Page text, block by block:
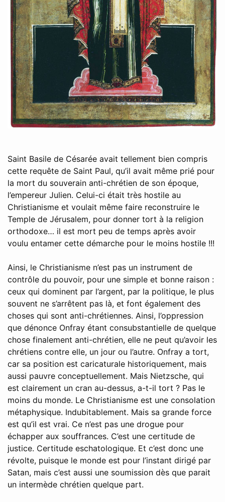
Saint Basile de Césarée avait tellement bien compris
cette requête de Saint Paul, qu’il avait même prié pour
la mort du souverain anti-chrétien de son époque,
l’empereur Julien. Celui-ci était très hostile au
Christianisme et voulait même faire reconstruire le
Temple de Jérusalem, pour donner tort à la religion
orthodoxe… il est mort peu de temps après avoir
voulu entamer cette démarche pour le moins hostile !!!
Ainsi, le Christianisme n’est pas un instrument de
contrôle du pouvoir, pour une simple et bonne raison :
ceux qui dominent par l’argent, par la politique, le plus
souvent ne s’arrêtent pas là, et font également des
choses qui sont anti-chrétiennes. Ainsi, l’oppression
que dénonce Onfray étant consubstantielle de quelque
chose finalement anti-chrétien, elle ne peut qu’avoir les
chrétiens contre elle, un jour ou l’autre. Onfray a tort,
car sa position est caricaturale historiquement, mais
aussi pauvre conceptuellement. Mais Nietzsche, qui
est clairement un cran au-dessus, a-t-il tort ? Pas le
moins du monde. Le Christianisme est une consolation
métaphysique. Indubitablement. Mais sa grande force
est qu’il est vrai. Ce n’est pas une drogue pour
échapper aux souffrances. C’est une certitude de
justice. Certitude eschatologique. Et c’est donc une
révolte, puisque le monde est pour l’instant dirigé par
Satan, mais c’est aussi une soumission dès que parait
un intermède chrétien quelque part.